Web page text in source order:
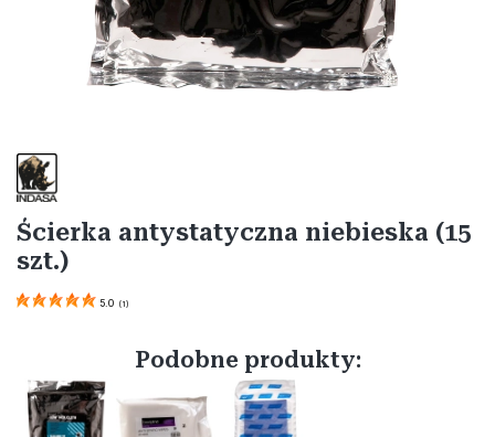
Etykiety
Ścierka antystatyczna niebieska (15
szt.)
5.0 (1)
Podobne produkty: